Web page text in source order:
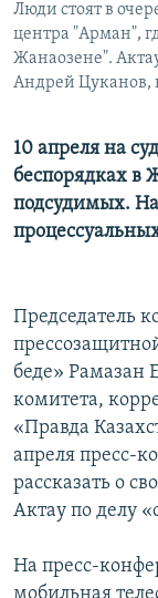
Люди стоят в
центра "Арман",
Жанаозене".
Андрей Цуканов,
10 апреля на
беспорядках в
подсудимых.
Председатель
беде» Рамазан
комитета,
«Правда
апреля пресс-
рассказать о
Актау по делу
На пресс-